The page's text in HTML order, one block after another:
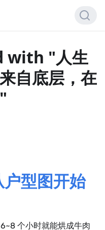
with "人生
自底层，在
型图开始
个小时就能烘成牛肉